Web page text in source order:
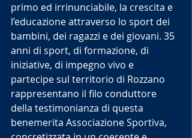
primo ed irrinunciabile, la crescita e
l’educazione attraverso lo sport dei
bambini, dei ragazzi e dei giovani. 35
anni di sport, di formazione, di
iniziative, di impegno vivo e
partecipe sul territorio di Rozzano
rappresentano il filo conduttore
della testimonianza di questa
benemerita Associazione Sportiva,